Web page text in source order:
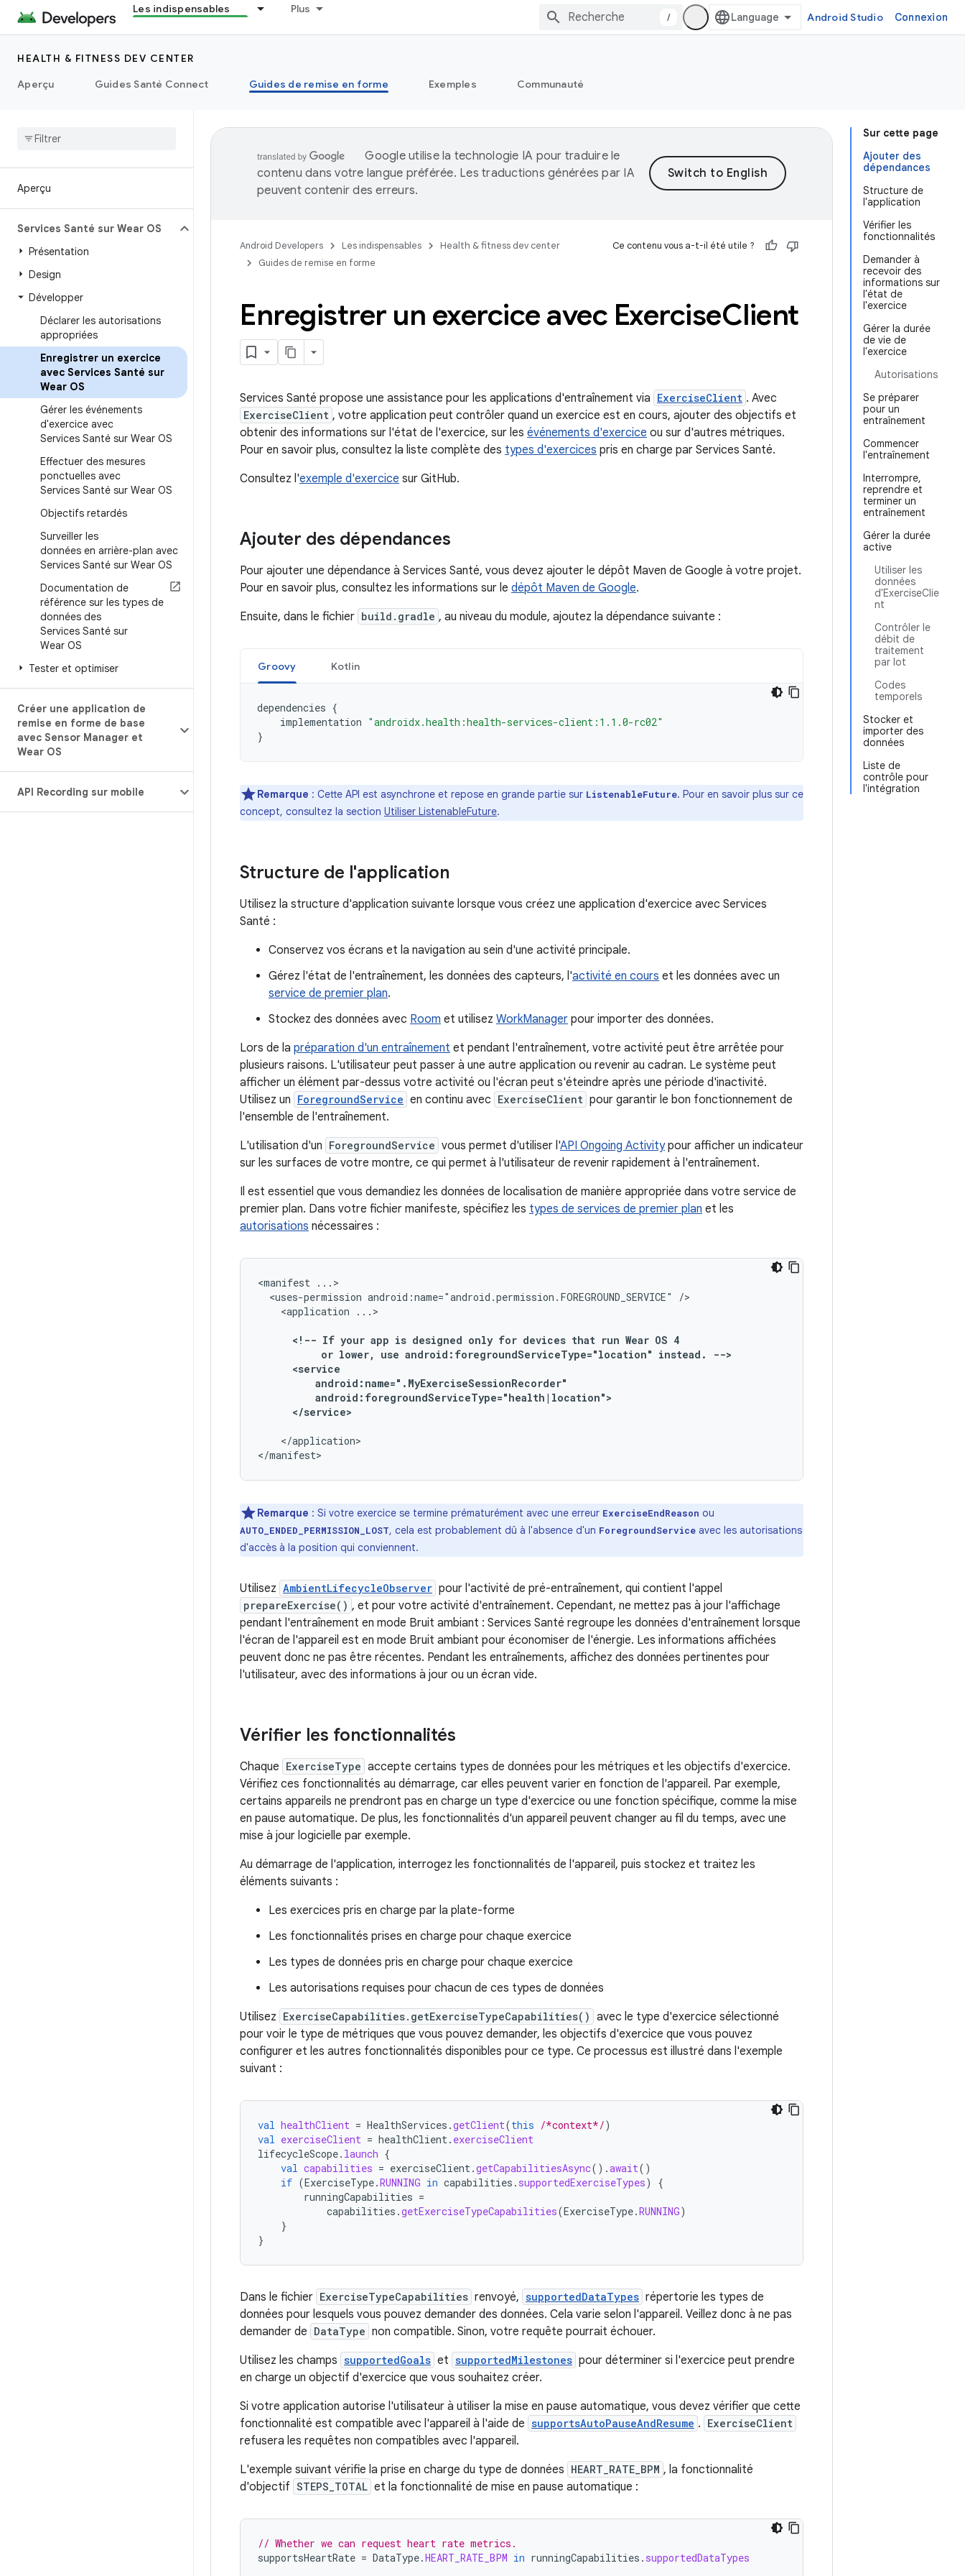
Les indispensables Plus
/ Android Studio Connexion
HEALTH & FITNESS DEV CENTER
Aperçu
Guides Santé Connect Guides de remise en forme Exemples Communauté
Aperçu
Services Santé sur Wear OS
Présentation
Design
Développer
Déclarer les autorisations
appropriées
Enregistrer un exercice
avec Services Santé sur
Wear OS
Gérer les événements
d'exercice avec
Services Santé sur Wear OS
Effectuer des mesures
ponctuelles avec
Services Santé sur Wear OS
Objectifs retardés
Surveiller les
données en arrière-plan avec
Services Santé sur Wear OS
Documentation de
référence sur les types de
données des
Services Santé sur
Wear OS
Tester et optimiser
Créer une application de
remise en forme de base
avec Sensor Manager et
Wear OS
API Recording sur mobile
Sur cette page
Ajouter des
dépendances
Structure de
l'application
Vérifier les
fonctionnalités
Demander à
recevoir des
informations sur
l'état de
l'exercice
Gérer la durée
de vie de
l'exercice
Autorisations
Se préparer
pour un
entraînement
Commencer
l'entraînement
Interrompre,
reprendre et
terminer un
entraînement
Gérer la durée
active
Utiliser les
données
d'ExerciseClie
nt
Contrôler le
débit de
traitement
par lot
Codes
temporels
Stocker et
importer des
données
Liste de
contrôle pour
l'intégration
Google utilise la technologie IA pour traduire le
contenu dans votre langue préférée. Les traductions générées par IA
peuvent contenir des erreurs.
Android Developers Les indispensables
Health & fitness dev center
Guides de remise en forme
Ce contenu vous a-t-il été utile ?
Enregistrer un exercice avec ExerciseClient
Services Santé propose une assistance pour les applications d'entraînement via ExerciseClient . Avec
ExerciseClient , votre application peut contrôler quand un exercice est en cours, ajouter des objectifs et
obtenir des informations sur l'état de l'exercice, sur les événements d'exercice ou sur d'autres métriques.
Pour en savoir plus, consultez la liste complète des types d'exercices pris en charge par Services Santé.
Consultez l'exemple d'exercice sur GitHub.
Ajouter des dépendances
Pour ajouter une dépendance à Services Santé, vous devez ajouter le dépôt Maven de Google à votre projet.
Pour en savoir plus, consultez les informations sur le dépôt Maven de Google.
Ensuite, dans le fichier build.gradle , au niveau du module, ajoutez la dépendance suivante :
Groovy Kotlin
dependencies {
implementation "androidx.health:health-services-client:1.1.0-rc02"
}
Remarque : Cette API est asynchrone et repose en grande partie sur ListenableFuture. Pour en savoir plus sur ce
concept, consultez la section Utiliser ListenableFuture.
Structure de l'application
Utilisez la structure d'application suivante lorsque vous créez une application d'exercice avec Services
Santé :
Conservez vos écrans et la navigation au sein d'une activité principale.
Gérez l'état de l'entraînement, les données des capteurs, l'activité en cours et les données avec un
service de premier plan.
Stockez des données avec Room et utilisez WorkManager pour importer des données.
Lors de la préparation d'un entraînement et pendant l'entraînement, votre activité peut être arrêtée pour
plusieurs raisons. L'utilisateur peut passer à une autre application ou revenir au cadran. Le système peut
afficher un élément par-dessus votre activité ou l'écran peut s'éteindre après une période d'inactivité.
Utilisez un ForegroundService en continu avec ExerciseClient pour garantir le bon fonctionnement de
l'ensemble de l'entraînement.
L'utilisation d'un ForegroundService vous permet d'utiliser l'API Ongoing Activitypour afficher un indicateur
sur les surfaces de votre montre, ce qui permet à l'utilisateur de revenir rapidement à l'entraînement.
Il est essentiel que vous demandiez les données de localisation de manière appropriée dans votre service de
premier plan. Dans votre fichier manifeste, spécifiez les types de services de premier plan et les
autorisations nécessaires :
<manifest
<uses-permission android:name="android.permission.FOREGROUND_SERVICE"
<application
<!-- If your app is designed only for devices that run Wear OS
or lower, use android:foregroundServiceType="location" instead.
</application>
</manifest>
Remarque : Si votre exercice se termine prématurément avec une erreur ExerciseEndReason ou
AUTO_ENDED_PERMISSION_LOST, cela est probablement dû à l'absence d'un ForegroundService avec les autorisations
d'accès à la position qui conviennent.
Utilisez AmbientLifecycleObserver pour l'activité de pré-entraînement, qui contient l'appel
prepareExercise() , et pour votre activité d'entraînement. Cependant, ne mettez pas à jour l'affichage
pendant l'entraînement en mode Bruit ambiant : Services Santé regroupe les données d'entraînement lorsque
l'écran de l'appareil est en mode Bruit ambiant pour économiser de l'énergie. Les informations affichées
peuvent donc ne pas être récentes. Pendant les entraînements, affichez des données pertinentes pour
l'utilisateur, avec des informations à jour ou un écran vide.
Vérifier les fonctionnalités
Chaque ExerciseType accepte certains types de données pour les métriques et les objectifs d'exercice.
Vérifiez ces fonctionnalités au démarrage, car elles peuvent varier en fonction de l'appareil. Par exemple,
certains appareils ne prendront pas en charge un type d'exercice ou une fonction spécifique, comme la mise
en pause automatique. De plus, les fonctionnalités d'un appareil peuvent changer au fil du temps, avec une
mise à jour logicielle par exemple.
Au démarrage de l'application, interrogez les fonctionnalités de l'appareil, puis stockez et traitez les
éléments suivants :
Les exercices pris en charge par la plate-forme
Les fonctionnalités prises en charge pour chaque exercice
Les types de données pris en charge pour chaque exercice
Les autorisations requises pour chacun de ces types de données
Utilisez ExerciseCapabilities.getExerciseTypeCapabilities() avec le type d'exercice sélectionné
pour voir le type de métriques que vous pouvez demander, les objectifs d'exercice que vous pouvez
configurer et les autres fonctionnalités disponibles pour ce type. Ce processus est illustré dans l'exemple
suivant :
val healthClient = HealthServices .getClient(this /*context*/)
val exerciseClient = healthClient. exerciseClient
lifecycleScope. launch {
val capabilities = exerciseClient.getCapabilitiesAsync().await()
if (ExerciseType.RUNNING in capabilities . supportedExerciseTypes)
{
runningCapabilities =
capabilities .getExerciseTypeCapabilities(ExerciseType.RUNNING)
}
}
Dans le fichier ExerciseTypeCapabilities renvoyé, supportedDataTypes répertorie les types de
données pour lesquels vous pouvez demander des données. Cela varie selon l'appareil. Veillez donc à ne pas
demander de DataType non compatible. Sinon, votre requête pourrait échouer.
Utilisez les champs supportedGoals et supportedMilestones pour déterminer si l'exercice peut prendre
en charge un objectif d'exercice que vous souhaitez créer.
Si votre application autorise l'utilisateur à utiliser la mise en pause automatique, vous devez vérifier que cette
fonctionnalité est compatible avec l'appareil à l'aide de supportsAutoPauseAndResume . ExerciseClient
refusera les requêtes non compatibles avec l'appareil.
L'exemple suivant vérifie la prise en charge du type de données HEART_RATE_BPM , la fonctionnalité
d'objectif STEPS_TOTAL et la fonctionnalité de mise en pause automatique :
// Whether we can request heart rate metrics.
supportsHeartRate = DataType.HEART_RATE_BPM in runningCapabilities . supportedDataTypes